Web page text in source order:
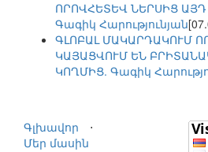
ՈՐՈՎՀԵՏԵՎ ՆԵՐՍԻՑ
Գագիկ Հարությունյան
ԳԼՈԲԱԼ ՄԱԿԱՐԴԱԿՈՒՄ
ԿԱՅԱՑՎՈՒՄ ԵՆ
ԿՈՂՄԻՑ. Գագիկ
Գլխավոր
⋅
Մեր մասին